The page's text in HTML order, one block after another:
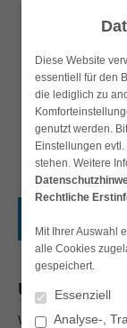
Kontakt
Über uns
Wir sind auf die
Diese Website
essentiell für den
die lediglich zu
genutzt werden.
Einstellungen
stehen. Weitere
Rechtliche
Mit Ihrer Auswahl
alle Cookies
gespeichert.
Essenziell
Analyse-,